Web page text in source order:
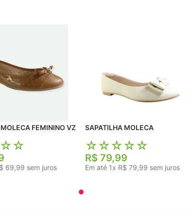
SAPATILHA MOLECA FEMININO VZ
☆☆
69,99 sem juros
SAPATILHA MOLECA
☆☆☆☆☆
R$ 79,99
Em até 1x R$ 79,99 sem juros